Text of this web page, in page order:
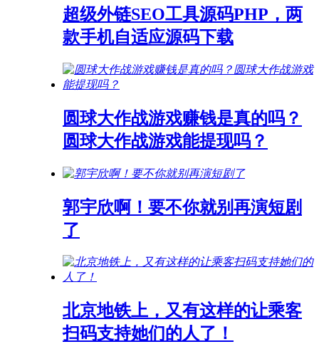
超级外链SEO工具源码PHP，两
款手机自适应源码下载
圆球大作战游戏赚钱是真的吗？
圆球大作战游戏能提现吗？
郭宇欣啊！要不你就别再演短剧
了
北京地铁上，又有这样的让乘客
扫码支持她们的人了！